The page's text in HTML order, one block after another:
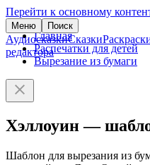
Перейти к основному
Меню Поиск
АудиосказкиСказки
редактора
Главная
Распечатки для детей
Вырезание из бумаги
Хэллоуин —
Шаблон для вырезания из